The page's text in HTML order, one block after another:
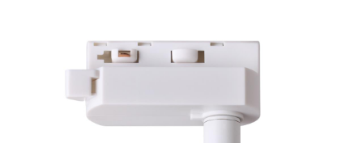
LED PREMIUM